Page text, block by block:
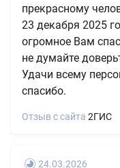
прекрасному
23 декабря 2025
огромное Вам
не думайте
Удачи всему
спасибо.
Отзыв с сайта 2ГИС
24.03.2026